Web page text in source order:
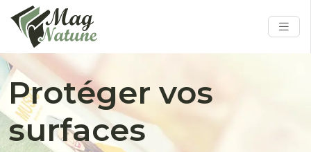
Protéger vos
surfaces